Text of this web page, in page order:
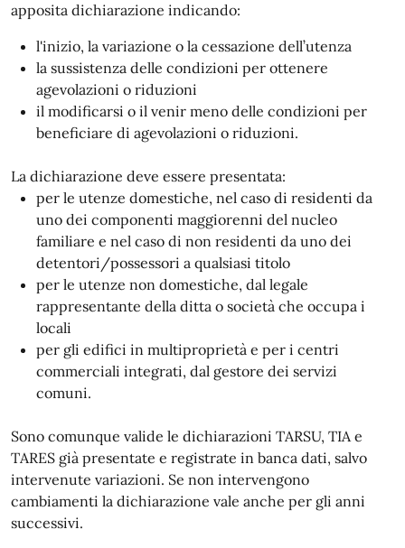
apposita dichiarazione indicando:
l'inizio, la variazione o la cessazione dell’utenza
la sussistenza delle condizioni per ottenere
agevolazioni o riduzioni
il modificarsi o il venir meno delle condizioni per
beneficiare di agevolazioni o riduzioni.
La dichiarazione deve essere presentata:
per le utenze domestiche, nel caso di residenti da
uno dei componenti maggiorenni del nucleo
familiare e nel caso di non residenti da uno dei
detentori/possessori a qualsiasi titolo
per le utenze non domestiche, dal legale
rappresentante della ditta o società che occupa i
locali
per gli edifici in multiproprietà e per i centri
commerciali integrati, dal gestore dei servizi
comuni.
Sono comunque valide le dichiarazioni TARSU, TIA e
TARES già presentate e registrate in banca dati, salvo
intervenute variazioni. Se non intervengono
cambiamenti la dichiarazione vale anche per gli anni
successivi.